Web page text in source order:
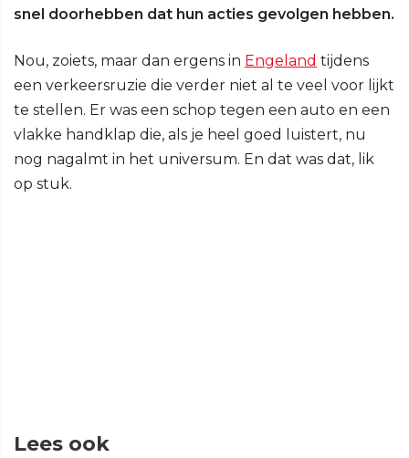
snel doorhebben dat hun acties gevolgen hebben.
Nou, zoiets, maar dan ergens in Engeland tijdens
een verkeersruzie die verder niet al te veel voor lijkt
te stellen. Er was een schop tegen een auto en een
vlakke handklap die, als je heel goed luistert, nu
nog nagalmt in het universum. En dat was dat, lik
op stuk.
Lees ook